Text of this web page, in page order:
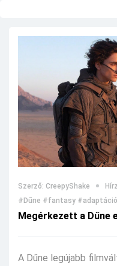
Szerző: CreepyShake
#Dűne #fantasy #adaptáció
Megérkezett a Dűne
A Dűne legújabb